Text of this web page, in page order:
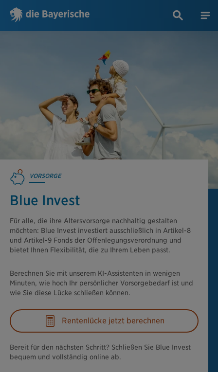
VORSORGE
Blue Invest
Für alle, die ihre Altersvorsorge nachhaltig gestalten
möchten: Blue Invest investiert ausschließlich in Artikel-8
und Artikel-9 Fonds der Offenlegungsverordnung und
bietet Ihnen Flexibilität, die zu Ihrem Leben passt.
Berechnen Sie mit unserem KI-Assistenten in wenigen
Minuten, wie hoch Ihr persönlicher Vorsorgebedarf ist und
wie Sie diese Lücke schließen können.
Rentenlücke jetzt berechnen
Bereit für den nächsten Schritt? Schließen Sie Blue Invest
bequem und vollständig online ab.